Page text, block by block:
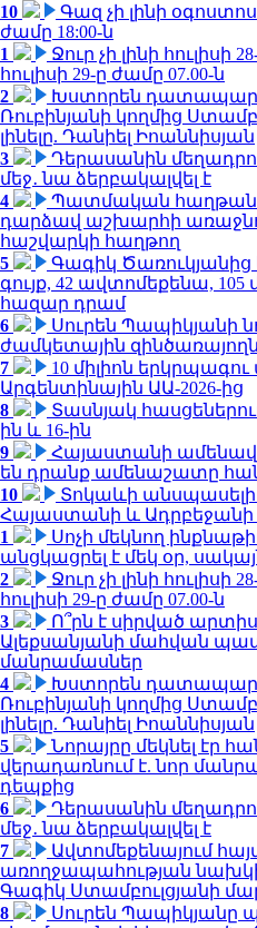
10
Գազ չի լինի
ժամը 18:00-ն
1
Ջուր չի լինի հուլիսի
հուլիսի 29-ը ժամը 07.00-ն
2
Խստորեն
Ռուբինյանի կողմից
լինելը. Դանիել Իոաննիսյան
3
Դերասանին
մեջ․ նա ձերբակալվել է
4
Պատմական
դարձավ աշխարհի
հաշվարկի հաղթող
5
Գագիկ
գույք, 42 ավտոմեքենա, 105
հազար դրամ
6
Սուրեն Պապիկյանի
ժամկետային
7
10 միլիոն
Արգենտինային ԱԱ-2026-ից
8
Տասնյակ հասցեներում
ին և 16-ին
9
Հայաստանի
են դրանք ամենաշատը
10
Տոկաևի անսպասելի
Հայաստանի և Ադրբեջանի
1
Սոչի մեկնող
անցկացրել է մեկ օր,
2
Ջուր չի լինի հուլիսի
հուլիսի 29-ը ժամը 07.00-ն
3
Ո՞րն է սիրված
Ալեքսանյանի մահվան
մանրամասներ
4
Խստորեն
Ռուբինյանի կողմից
լինելը. Դանիել Իոաննիսյան
5
Նորայրը մեկնել էր
վերադառնում է. նոր
դեպքից
6
Դերասանին
մեջ․ նա ձերբակալվել է
7
Ավտոմեքենայում
առողջապահության
Գագիկ Ստամբուլցյանի
8
Սուրեն Պապիկյանը